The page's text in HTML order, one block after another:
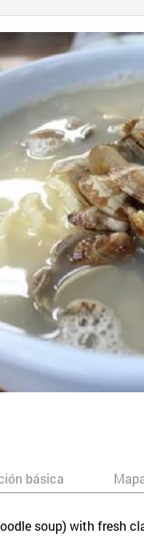
básica
soup) with fresh